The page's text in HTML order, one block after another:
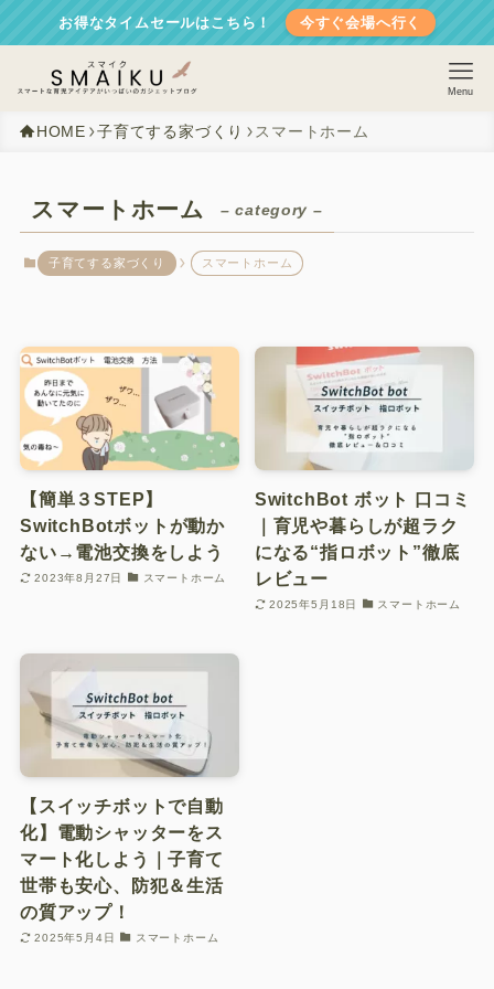
ホーム
子育てする家づくり
子育てを楽にする
子どもを守る
子どもとあそぶ・学ぶ
おもいでを残す
おでかけをする
お問い合わせフォーム
お得なタイムセールはこちら！ 今すぐ会場へ行く
Menu
HOME 子育てする家づくり スマートホーム
スマートホーム – category –
子育てする家づくり スマートホーム
【簡単３STEP】
SwitchBotボットが動か
ない→電池交換をしよう
2023年8月27日 スマートホーム
SwitchBot ボット 口コミ
｜育児や暮らしが超ラク
になる“指ロボット”徹底
レビュー
2025年5月18日 スマートホーム
【スイッチボットで自動
化】電動シャッターをス
マート化しよう｜子育て
世帯も安心、防犯＆生活
の質アップ！
2025年5月4日 スマートホーム